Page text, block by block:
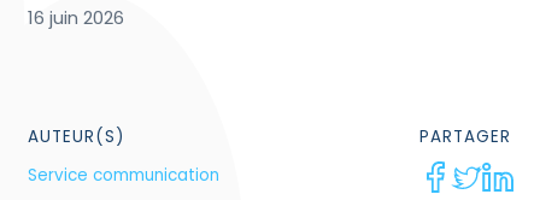
16 juin 2026
AUTEUR(S)
Service communication
PARTAGER